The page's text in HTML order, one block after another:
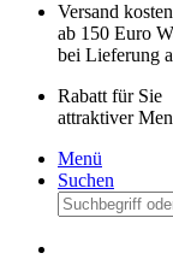
Versand
ab 150 Euro
bei Lieferung
Rabatt für Sie
attraktiver
Menü
Suchen